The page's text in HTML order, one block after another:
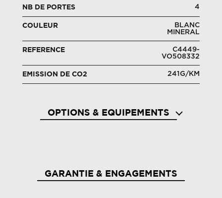
NB DE PORTES 4
COULEUR
BLANC
MINERAL
REFERENCE
C4449-
VO508332
EMISSION DE CO2 241G/KM
OPTIONS & EQUIPEMENTS
GARANTIE & ENGAGEMENTS